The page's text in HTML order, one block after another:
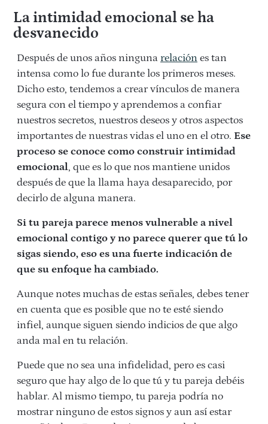
La intimidad emocional se ha
desvanecido
Después de unos años ninguna relación es tan
intensa como lo fue durante los primeros meses.
Dicho esto, tendemos a crear vínculos de manera
segura con el tiempo y aprendemos a confiar
nuestros secretos, nuestros deseos y otros aspectos
importantes de nuestras vidas el uno en el otro. Ese
proceso se conoce como construir intimidad
emocional, que es lo que nos mantiene unidos
después de que la llama haya desaparecido, por
decirlo de alguna manera.
Si tu pareja parece menos vulnerable a nivel
emocional contigo y no parece querer que tú lo
sigas siendo, eso es una fuerte indicación de
que su enfoque ha cambiado.
Aunque notes muchas de estas señales, debes tener
en cuenta que es posible que no te esté siendo
infiel, aunque siguen siendo indicios de que algo
anda mal en tu relación.
Puede que no sea una infidelidad, pero es casi
seguro que hay algo de lo que tú y tu pareja debéis
hablar. Al mismo tiempo, tu pareja podría no
mostrar ninguno de estos signos y aun así estar